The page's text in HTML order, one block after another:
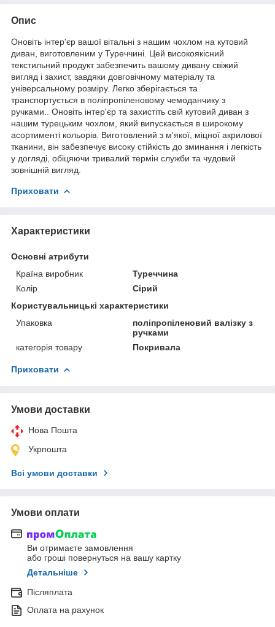
Опис
Оновіть інтер'єр вашої вітальні з нашим чохлом на кутовий
диван, виготовленим у Туреччині. Цей високоякісний
текстильний продукт забезпечить вашому дивану свіжий
вигляд і захист, завдяки довговічному матеріалу та
універсальному розміру. Легко зберігається та
транспортується в поліпропіленовому чемоданчику з
ручками.. Оновіть інтер'єр та захистіть свій кутовий диван з
нашим турецьким чохлом, який випускається в широкому
асортименті кольорів. Виготовлений з м'якої, міцної акрилової
тканини, він забезпечує високу стійкість до зминання і легкість
у догляді, обіцяючи тривалий термін служби та чудовий
зовнішній вигляд.
Приховати
Характеристики
Основні атрибути
Країна виробник
Туреччина
Колір
Сірий
Користувальницькі характеристики
Упаковка
поліпропіленовий валізку з
ручками
категорія товару
Покривала
Приховати
Умови доставки
Нова Пошта
Укрпошта
Всі умови доставки
Умови оплати
Ви отримаєте замовлення
або гроші повернуться на вашу картку
Детальніше
Післяплата
Оплата на рахунок